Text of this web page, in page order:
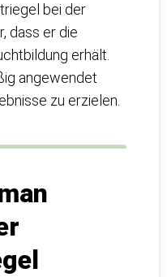
bei der
dass er die
erhält.
angewendet
zu erzielen.